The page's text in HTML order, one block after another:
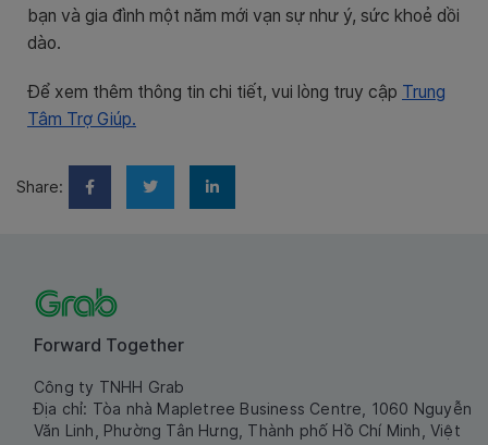
bạn và gia đình một năm mới vạn sự như ý, sức khoẻ dồi
dào.
Để xem thêm thông tin chi tiết, vui lòng truy cập Trung
Tâm Trợ Giúp.
Share:
Forward Together
Công ty TNHH Grab
Địa chỉ: Tòa nhà Mapletree Business Centre, 1060 Nguyễn
Văn Linh, Phường Tân Hưng, Thành phố Hồ Chí Minh, Việt